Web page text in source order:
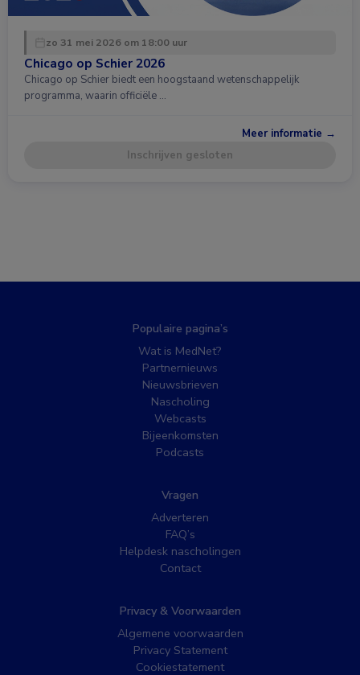
zo 31 mei 2026 om 18:00 uur
Chicago op Schier 2026
Chicago op Schier biedt een hoogstaand wetenschappelijk
programma, waarin officiële …
Meer informatie →
Inschrijven gesloten
Populaire pagina’s
Wat is MedNet?
Partnernieuws
Nieuwsbrieven
Nascholing
Webcasts
Bijeenkomsten
Podcasts
Vragen
Adverteren
FAQ’s
Helpdesk nascholingen
Contact
Privacy & Voorwaarden
Algemene voorwaarden
Privacy Statement
Cookiestatement